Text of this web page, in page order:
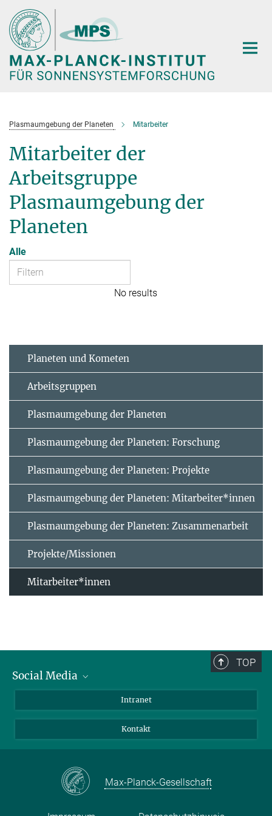
Hauptinhalt
Plasmaumgebung der Planeten Mitarbeiter
Mitarbeiter der
Arbeitsgruppe
Plasmaumgebung der
Planeten
Alle
No results
Planeten und Kometen
Arbeitsgruppen
Plasmaumgebung der Planeten
Plasmaumgebung der Planeten: Forschung
Plasmaumgebung der Planeten: Projekte
Plasmaumgebung der Planeten: Mitarbeiter*innen
Plasmaumgebung der Planeten: Zusammenarbeit
Projekte/Missionen
Mitarbeiter*innen
TOP
Social Media
Facebook
Instagram
Mastodon
Intranet
Kontakt
Max-Planck-Gesellschaft